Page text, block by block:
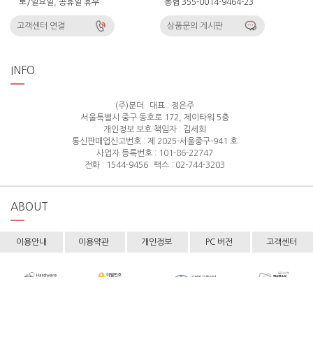
토/일요일, 공휴일 휴무
고객센터 연결
농협 355-0014-9464-23
상품문의 게시판
INFO
(주)분더
대표 : 정은주
서울특별시 중구 동호로 172, 제이타워 5층
개인정보 보호 책임자 : 김세희
통신판매업신고번호 : 제 2025-서울중구-941 호
사업자 등록번호 : 101-86-22747
전화 : 1544-9456
팩스 : 02-744-3203
ABOUT
이용안내 이용약관 개인정보 PC 버전 고객센터